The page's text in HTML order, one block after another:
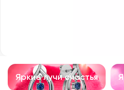
Аксессуары
Яркие лучи счастья